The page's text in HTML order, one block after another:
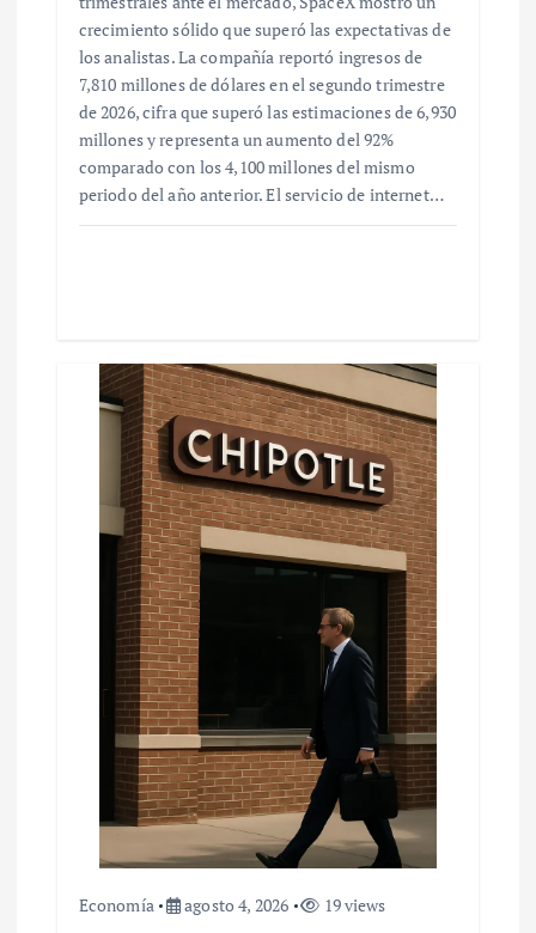
crecimiento sólido que superó las expectativas de
los analistas. La compañía reportó ingresos de
7,810 millones de dólares en el segundo trimestre
de 2026, cifra que superó las estimaciones de 6,930
millones y representa un aumento del 92%
comparado con los 4,100 millones del mismo
periodo del año anterior. El servicio de internet…
Economía agosto 4, 2026 19 views